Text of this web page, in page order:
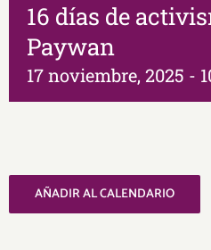
16 días de
Paywan
17 noviembre, 2025 -
AÑADIR AL CALENDARIO